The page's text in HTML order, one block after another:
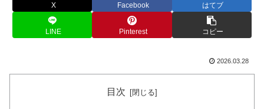
X Facebook はてブ
LINE Pinterest コピー
2026.03.28
目次